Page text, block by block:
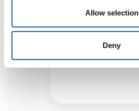
Allow selection
Deny